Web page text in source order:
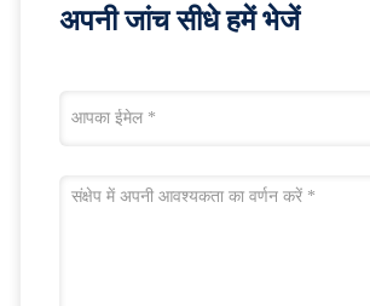
अपनी जांच सीधे हमें भेजें